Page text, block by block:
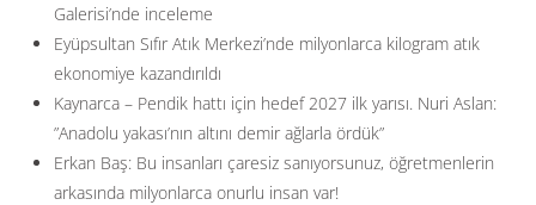
Galerisi’nde inceleme
Eyüpsultan Sıfır Atık Merkezi’nde milyonlarca kilogram atık
ekonomiye kazandırıldı
Kaynarca – Pendik hattı için hedef 2027 ilk yarısı. Nuri Aslan:
”Anadolu yakası’nın altını demir ağlarla ördük”
Erkan Baş: Bu insanları çaresiz sanıyorsunuz, öğretmenlerin
arkasında milyonlarca onurlu insan var!